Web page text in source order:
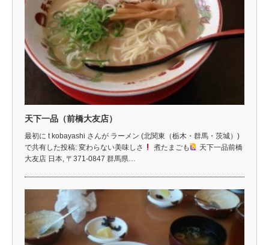
天下一品（前橋大友店）
最初に t kobayashi さんが ラーメン (北関東（栃木・群馬・茨城）)
で共有した投稿: 変わらない美味しさ
煮たまごも
天下一品前橋
大友店 日本, 〒371-0847 群馬県…